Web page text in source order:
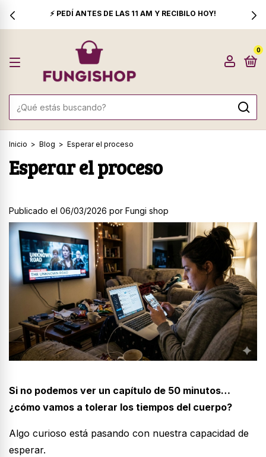
⚡ PEDÍ ANTES DE LAS 11 AM Y RECIBILO HOY!
0
Inicio > Blog > Esperar el proceso
Esperar el proceso
Publicado el 06/03/2026 por Fungi shop
Si no podemos ver un capítulo de 50 minutos…
¿cómo vamos a tolerar los tiempos del cuerpo?
Algo curioso está pasando con nuestra capacidad de
esperar.